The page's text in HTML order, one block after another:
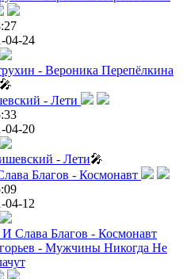
04-24
- Вероника Перепёлкина
🎤
04-20
- Лети🎤
04-12
Слава Благов - Космонавт